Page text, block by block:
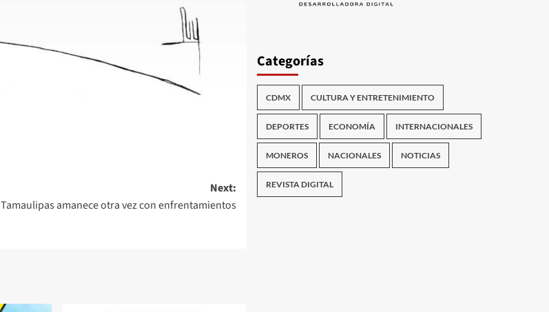
Next:
Tamaulipas amanece otra vez con enfrentamientos
Categorías
CDMX CULTURA Y ENTRETENIMIENTO
DEPORTES ECONOMÍA INTERNACIONALES
MONEROS NACIONALES NOTICIAS
REVISTA DIGITAL